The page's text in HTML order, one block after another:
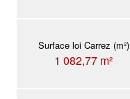
Surface loi Carrez (m²)
1 082,77 m²